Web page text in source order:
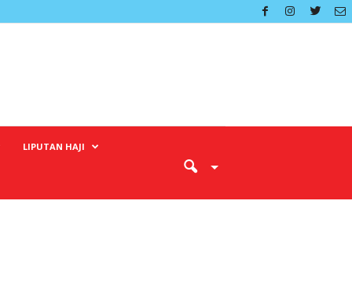
LIPUTAN HAJI